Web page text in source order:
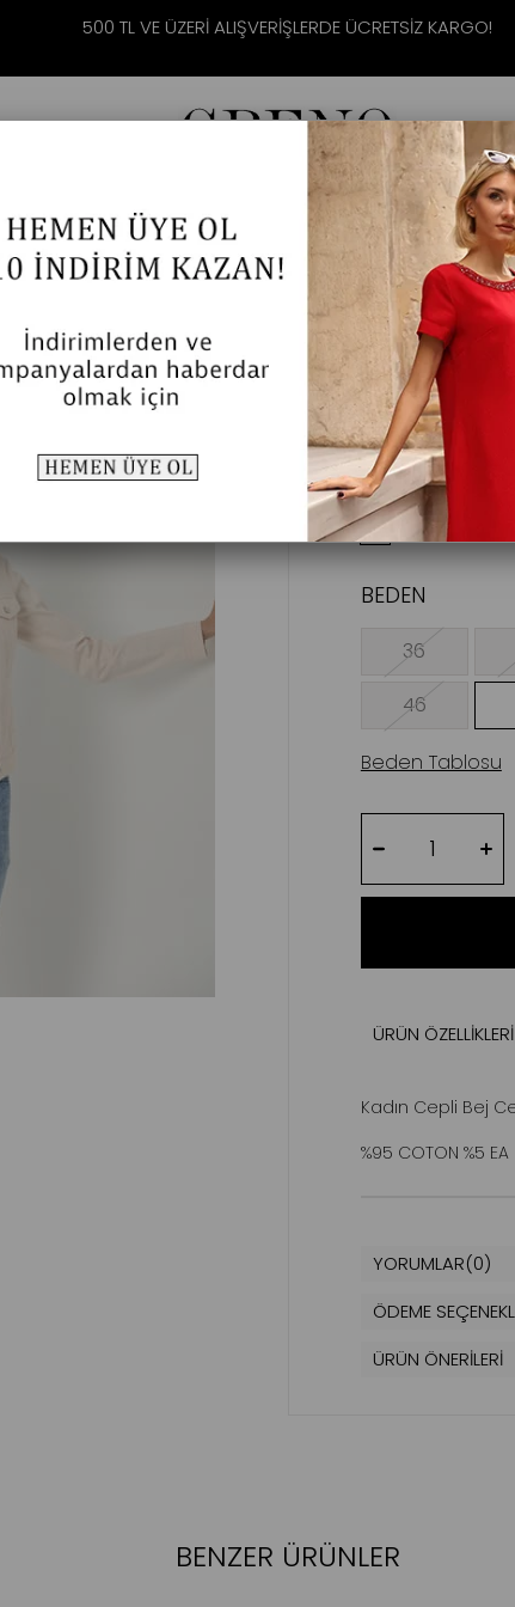
500 TL VE ÜZERİ ALIŞVERİŞLERDE ÜCRETSİZ KARGO!
ALT GİYİM DIŞ GİYİM ELBİSE & TULUM
Anasayfa
Kadın
$126.84
RENK
BEDEN
36
46
Beden Tablosu
ÜRÜN ÖZELLIKLERI
Kadın Cepli Bej
%95 COTON %5 EA
YORUMLAR(0)
ÖDEME
ÜRÜN ÖNERILERI
BENZER ÜRÜNLER